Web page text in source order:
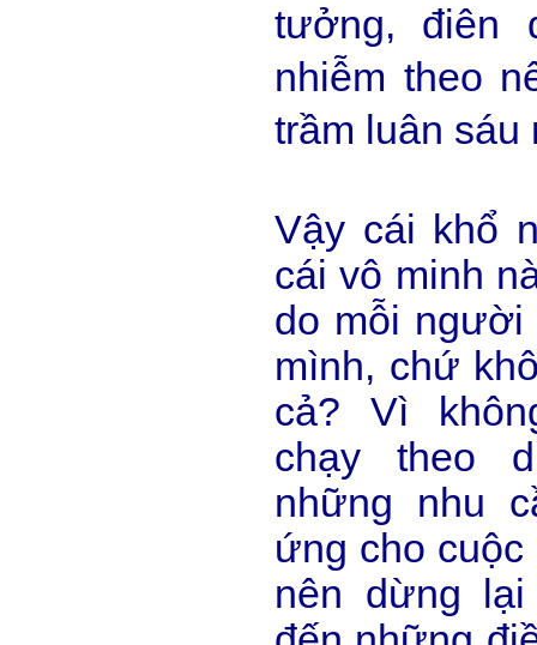
tưởng, điên
nhiễm theo
trầm luân sáu
Vậy cái khổ
cái vô minh
do mỗi
mình, chứ
cả? Vì
chạy theo
những nhu
ứng cho cuộc
nên dừng